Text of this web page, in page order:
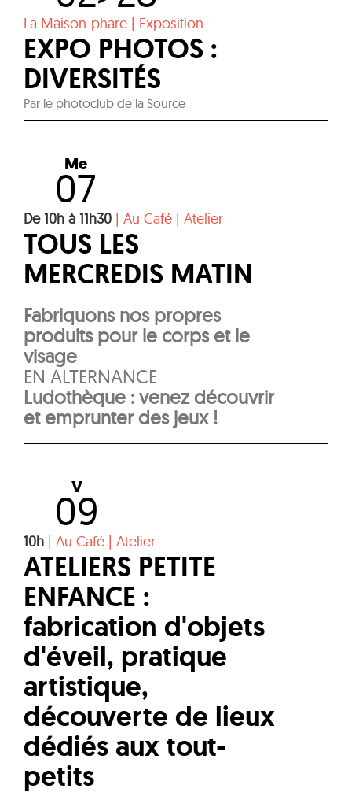
La Maison-phare | Exposition
EXPO PHOTOS :
DIVERSITÉS
Par le photoclub de la Source
Me
07
De 10h à 11h30 | Au Café | Atelier
TOUS LES
MERCREDIS MATIN
Fabriquons nos propres
produits pour le corps et le
visage
EN ALTERNANCE
Ludothèque : venez découvrir
et emprunter des jeux !
V
09
10h | Au Café | Atelier
ATELIERS PETITE
ENFANCE :
fabrication d'objets
d'éveil, pratique
artistique,
découverte de lieux
dédiés aux tout-
petits